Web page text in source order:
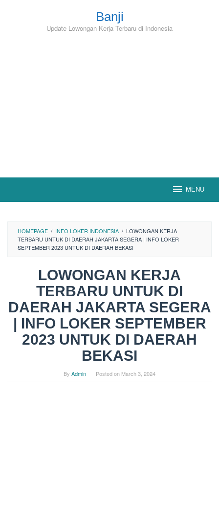
Banji
Update Lowongan Kerja Terbaru di Indonesia
MENU
HOMEPAGE / INFO LOKER INDONESIA / LOWONGAN KERJA
TERBARU UNTUK DI DAERAH JAKARTA SEGERA | INFO LOKER
SEPTEMBER 2023 UNTUK DI DAERAH BEKASI
LOWONGAN KERJA
TERBARU UNTUK DI
DAERAH JAKARTA SEGERA
| INFO LOKER SEPTEMBER
2023 UNTUK DI DAERAH
BEKASI
By Admin Posted on March 3, 2024